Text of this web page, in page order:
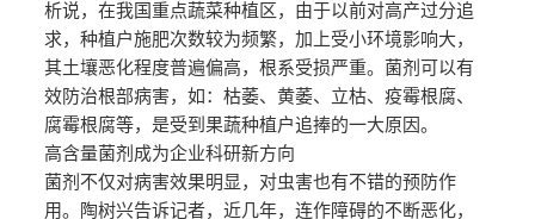
析说，在我国重点蔬菜种植区，由于以前对高产过分追
求，种植户施肥次数较为频繁，加上受小环境影响大，
其土壤恶化程度普遍偏高，根系受损严重。菌剂可以有
效防治根部病害，如：枯萎、黄萎、立枯、疫霉根腐、
腐霉根腐等，是受到果蔬种植户追捧的一大原因。
高含量菌剂成为企业科研新方向
菌剂不仅对病害效果明显，对虫害也有不错的预防作
用。陶树兴告诉记者，近几年，连作障碍的不断恶化，